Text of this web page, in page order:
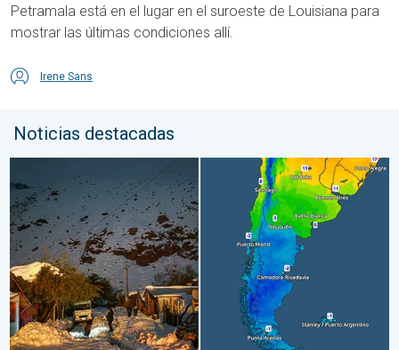
Petramala está en el lugar en el suroeste de Louisiana para
mostrar las últimas condiciones allí.
Irene Sans
Noticias destacadas
Nieve y heladas en el hemisferio sur. Invierno al otro lado. . .